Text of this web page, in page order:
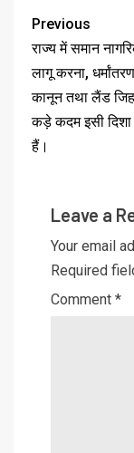
Previous
राज्य में समान
लागू करना, धर्मांतरण
कानून तथा लैंड
कड़े कदम इसी दिशा
हैं।
Leave a
Your email
Required
Comment *